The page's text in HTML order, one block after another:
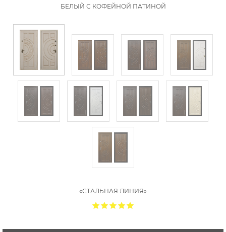
БЕЛЫЙ С КОФЕЙНОЙ ПАТИНОЙ
«СТАЛЬНАЯ ЛИНИЯ»